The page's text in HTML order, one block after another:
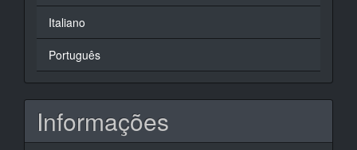
Italiano
Português
Informações